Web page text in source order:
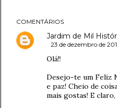
COMENTÁRIOS
Jardim de Mil
23 de dezembro de
Olá!!
Desejo-te um Feliz
e paz! Cheio de
mais gostas! E